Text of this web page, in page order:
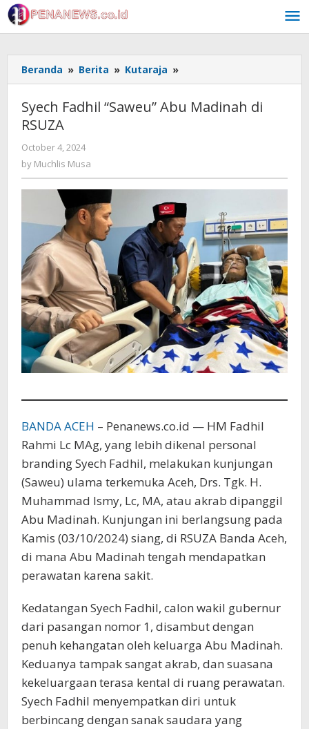
Skip
to
content
Beranda » Berita » Kutaraja »
Fadhil
Abu
Syech Fadhil “Saweu” Abu Madinah di
RSUZA
October 4, 2024
by Muchlis Musa
BANDA ACEH – Penanews.co.id — HM Fadhil
Rahmi Lc MAg, yang lebih dikenal personal
branding Syech Fadhil, melakukan kunjungan
(Saweu) ulama terkemuka Aceh, Drs. Tgk. H.
Muhammad Ismy, Lc, MA, atau akrab dipanggil
Abu Madinah. Kunjungan ini berlangsung pada
Kamis (03/10/2024) siang, di RSUZA Banda Aceh,
di mana Abu Madinah tengah mendapatkan
perawatan karena sakit.
Kedatangan Syech Fadhil, calon wakil gubernur
dari pasangan nomor 1, disambut dengan
penuh kehangatan oleh keluarga Abu Madinah.
Keduanya tampak sangat akrab, dan suasana
kekeluargaan terasa kental di ruang perawatan.
Syech Fadhil menyempatkan diri untuk
berbincang dengan sanak saudara yang